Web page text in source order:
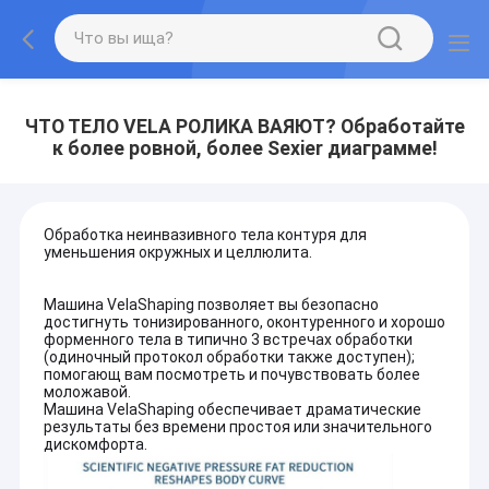
ЧТО ТЕЛО VELA РОЛИКА ВАЯЮТ? Обработайте
к более ровной, более Sexier диаграмме!
Обработка неинвазивного тела контуря для
уменьшения окружных и целлюлита.
Машина VelaShaping позволяет вы безопасно
достигнуть тонизированного, оконтуренного и хорошо
форменного тела в типично 3 встречах обработки
(одиночный протокол обработки также доступен);
помогающ вам посмотреть и почувствовать более
моложавой.
Машина VelaShaping обеспечивает драматические
результаты без времени простоя или значительного
дискомфорта.